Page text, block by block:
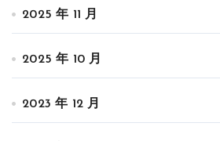
2025 年 11 月
2025 年 10 月
2023 年 12 月